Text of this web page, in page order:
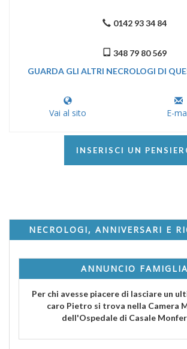
0142 93 34 84
348 79 80 569
GUARDA GLI ALTRI NECROLOGI DI
Vai al sito E-
INSERISCI UN
NECROLOGI, ANNIVERSARI E
ANNUNCIO FAMIGLIA
Per chi avesse piacere di lasciare un
caro Pietro si trova nella Camera
dell'Ospedale di Casale